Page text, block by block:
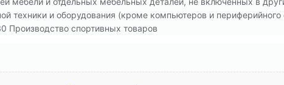
техники и оборудования (кроме компьютеров и периферийного
Производство спортивных товаров